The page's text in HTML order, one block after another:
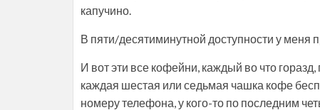
капучино.
В пяти/десятиминутной доступности у меня
И вот эти все кофейни, каждый во что
каждая шестая или седьмая чашка кофе
номеру телефона, у кого-то по последним